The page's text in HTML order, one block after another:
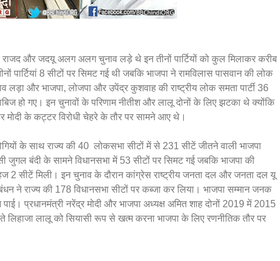
और जदयू अलग अलग चुनाव लड़े थे इन तीनों पार्टियों को कुल मिलाकर करीब
पार्टियां 8 सीटों पर सिमट गई थी जबकि भाजपा ने रामविलास पासवान की लोक
लड़ा और भाजपा, लोजपा और उपेंद्र कुशवाह की राष्ट्रीय लोक समता पार्टी 36
हो गए। इन चुनावों के परिणाम नीतीश और लालू दोनों के लिए झटका थे क्योंकि
मोदी के कट्टर विरोधी चेहरे के तौर पर सामने आए थे।
के साथ राज्य की 40 लोकसभा सीटों में से 231 सीटें जीतने वाली भाजपा
जुगल बंदी के सामने विधानसभा में 53 सीटों पर सिमट गई जबकि भाजपा की
2 सीटें मिली। इन चुनाव के दौरान कांग्रेस राष्ट्रीय जनता दल और जनता दल यू
ने राज्य की 178 विधानसभा सीटों पर कब्जा कर लिया। भाजपा सम्मान जनक
प्रधानमंत्री नरेंद्र मोदी और भाजपा अध्यक्ष अमित शाह दोनों 2019 में 2015
लिहाजा लालू को सियासी रूप से खत्म करना भाजपा के लिए रणनीतिक तौर पर